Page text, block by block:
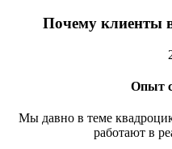
Почему клиенты
Опыт с
Мы давно в теме
работают в